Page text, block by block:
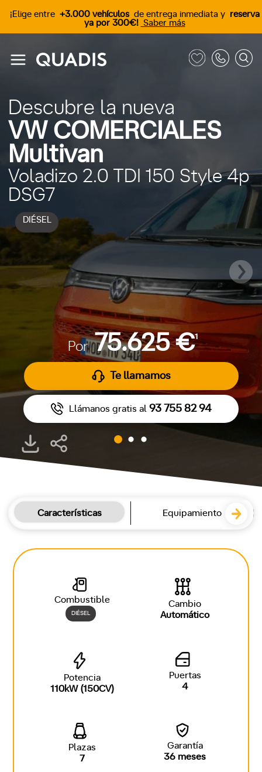
¡Elige entre +3.000 vehículos de entrega inmediata y reserva
ya por 300€! Saber más
Descubre la nueva
VW COMERCIALES
Multivan
DIÉSEL
Voladizo 2.0 TDI 150 Style 4p
DSG7
Por75.625 €1
Te llamamos
Llámanos gratis al 93 755 82 94
Características Equipamiento
Combustible
DIÉSEL
Cambio
Automático
Potencia
110kW (150CV)
Puertas
4
Plazas
7
Garantía
36 meses